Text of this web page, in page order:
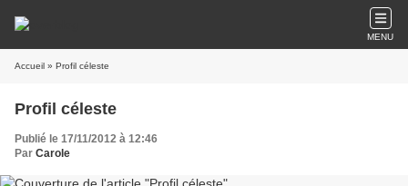
MENU
Accueil » Profil céleste
Profil céleste
Publié le 17/11/2012 à 12:46
Par Carole